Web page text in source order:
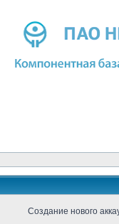
Создание нового